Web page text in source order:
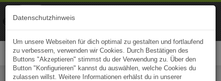
Datenschutzhinweis
Um unsere Webseiten für dich optimal zu gestalten und fortlaufend
zu verbessern, verwenden wir Cookies. Durch Bestätigen des
Buttons "Akzeptieren" stimmst du der Verwendung zu. Über den
Button "Konfigurieren" kannst du auswählen, welche Cookies du
zulassen willst. Weitere Informationen erhälst du in unserer
Naviki